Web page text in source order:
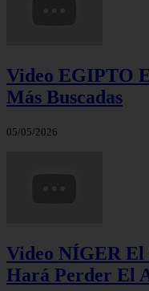
Video EGIPTO
Más Buscadas
05/05/2026
Video NÍGER
Hará Perder El